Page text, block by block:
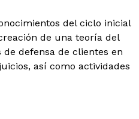
del ciclo inicial
de una teoría del
defensa de clientes en
así como actividades